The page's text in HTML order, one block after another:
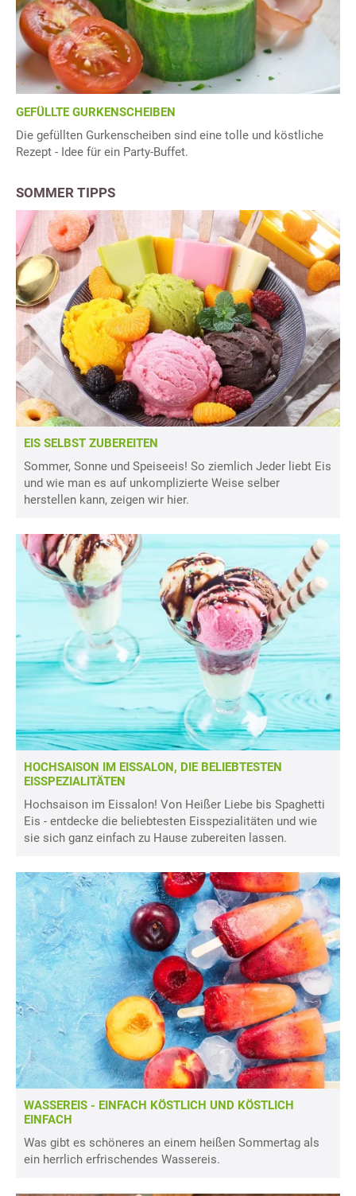
GEFÜLLTE GURKENSCHEIBEN
Die gefüllten Gurkenscheiben sind eine tolle und köstliche
Rezept - Idee für ein Party-Buffet.
SOMMER TIPPS
EIS SELBST ZUBEREITEN
Sommer, Sonne und Speiseeis! So ziemlich Jeder liebt Eis
und wie man es auf unkomplizierte Weise selber
herstellen kann, zeigen wir hier.
HOCHSAISON IM EISSALON, DIE BELIEBTESTEN
EISSPEZIALITÄTEN
Hochsaison im Eissalon! Von Heißer Liebe bis Spaghetti
Eis - entdecke die beliebtesten Eisspezialitäten und wie
sie sich ganz einfach zu Hause zubereiten lassen.
WASSEREIS - EINFACH KÖSTLICH UND KÖSTLICH
EINFACH
Was gibt es schöneres an einem heißen Sommertag als
ein herrlich erfrischendes Wassereis.